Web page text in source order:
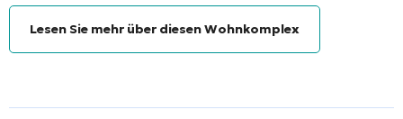
Lesen Sie mehr über diesen Wohnkomplex